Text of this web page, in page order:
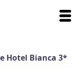
Hotel Bianca 3*